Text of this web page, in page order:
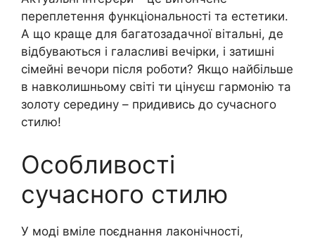
переплетення функціональності та естетики.
А що краще для багатозадачної вітальні, де
відбуваються і галасливі вечірки, і затишні
сімейні вечори після роботи? Якщо найбільше
в навколишньому світі ти цінуєш гармонію та
золоту середину – придивись до сучасного
стилю!
Особливості
сучасного стилю
У моді вміле поєднання лаконічності,